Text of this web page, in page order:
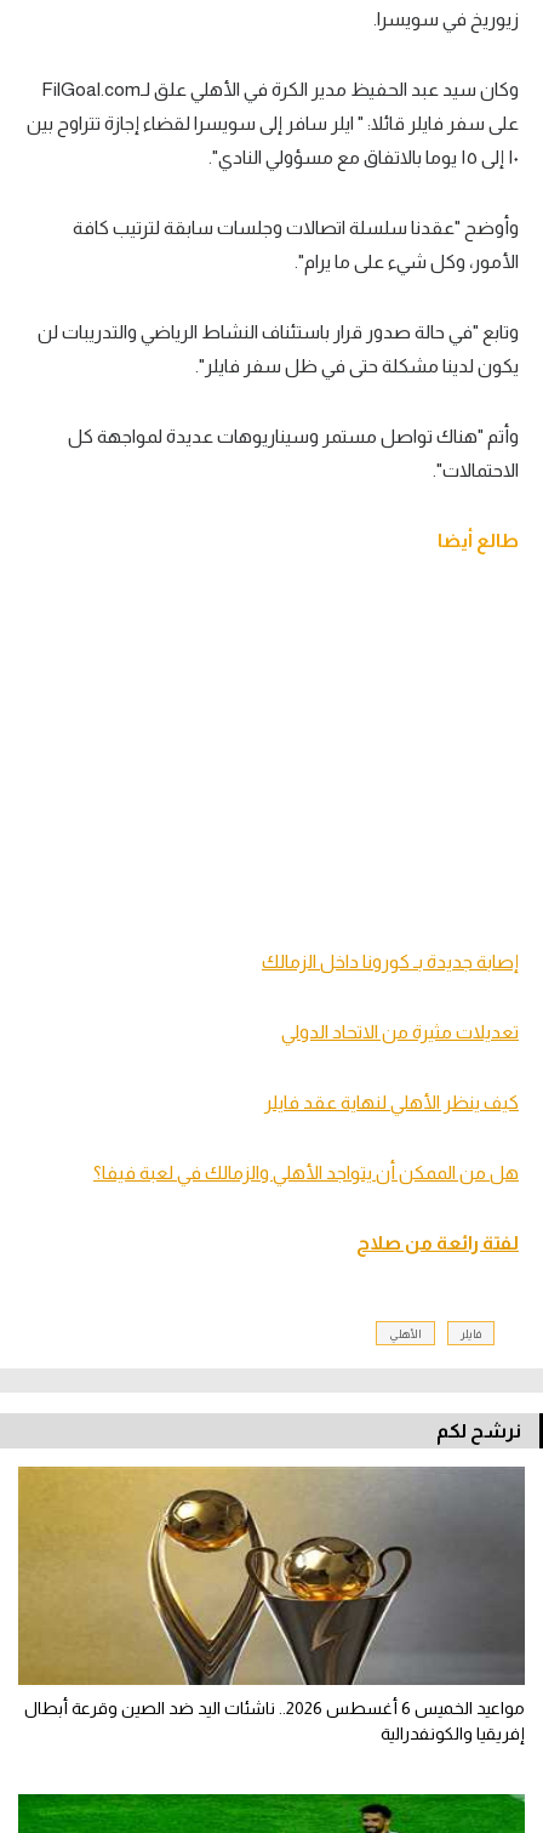
ميركاتو
تحقيق في الجول
تحليل في الجول
كويز في الجول
فيديو في الجول
زيوريخ في سويسرا.
وكان سيد عبد الحفيظ مدير الكرة في الأهلي علق لـFilGoal.com
على سفر فايلر قائلا: " ايلر سافر إلى سويسرا لقضاء إجازة تتراوح بين
١٠ إلى ١٥ يوما بالاتفاق مع مسؤولي النادي".
وأوضح "عقدنا سلسلة اتصالات وجلسات سابقة لترتيب كافة
الأمور، وكل شيء على ما يرام".
وتابع "في حالة صدور قرار باستئناف النشاط الرياضي والتدريبات لن
يكون لدينا مشكلة حتى في ظل سفر فايلر".
وأتم "هناك تواصل مستمر وسيناريوهات عديدة لمواجهة كل
الاحتمالات".
طالع أيضا
إصابة جديدة بـ كورونا داخل الزمالك
تعديلات مثيرة من الاتحاد الدولي
كيف ينظر الأهلي لنهاية عقد فايلر
هل من الممكن أن يتواجد الأهلي والزمالك في لعبة فيفا؟
لفتة رائعة من صلاح
فايلر الأهلي
نرشح لكم
مواعيد الخميس 6 أغسطس 2026.. ناشئات اليد ضد الصين وقرعة أبطال
إفريقيا والكونفدرالية